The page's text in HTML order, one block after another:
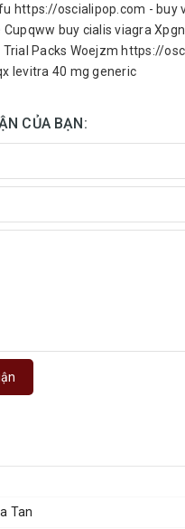
https://oscialipop.com - buy
Cupqww buy cialis viagra
Trial Packs Woejzm https://
levitra 40 mg generic
CỦA BẠN:
Tan